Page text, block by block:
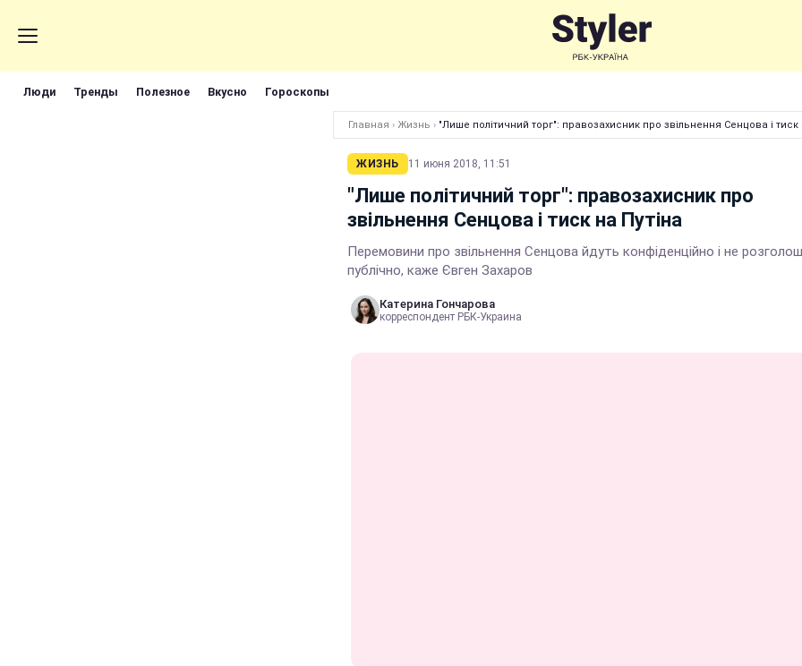
Люди Тренды Полезное Вкусно Гороскопы
Главная › Жизнь › "Лише політичний торг": правозахисник про звільнення Сенцова і тиск
ЖИЗНЬ 11 июня 2018, 11:51
"Лише політичний торг": правозахисник про
звільнення Сенцова і тиск на Путіна
Перемовини про звільнення Сенцова йдуть конфіденційно і не
публічно, каже Євген Захаров
Катерина Гончарова
корреспондент РБК-Украина